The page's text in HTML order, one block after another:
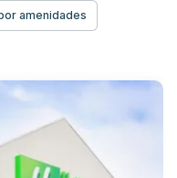
amenidades